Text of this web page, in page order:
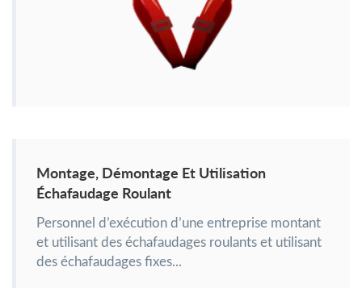
Montage, Démontage Et Utilisation
Échafaudage Roulant
Personnel d’exécution d’une entreprise montant
et utilisant des échafaudages roulants et utilisant
des échafaudages fixes...